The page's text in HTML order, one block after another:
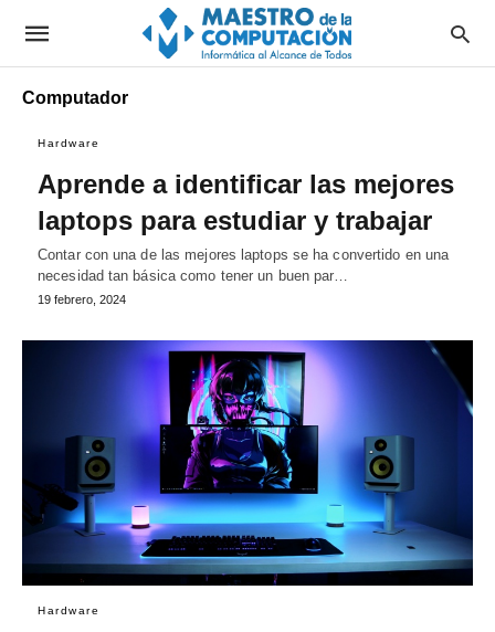
Computador
Hardware
Aprende a identificar las mejores
laptops para estudiar y trabajar
Contar con una de las mejores laptops se ha convertido en una
necesidad tan básica como tener un buen par…
19 febrero, 2024
Hardware